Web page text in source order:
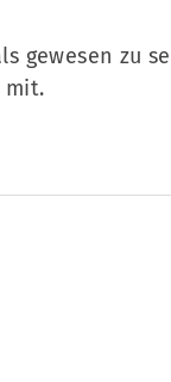
gewesen zu
mit.